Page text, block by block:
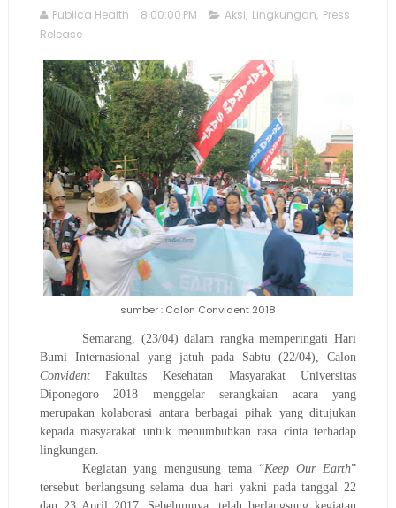
Publica Health 8:00:00 PM Aksi, Lingkungan, Press
Release
sumber : Calon Convident 2018
Semarang, (23/04) dalam rangka memperingati Hari
Bumi Internasional yang jatuh pada Sabtu (22/04), Calon
ConvidentFakultas Kesehatan Masyarakat Universitas
Diponegoro 2018 menggelar serangkaian acara yang
merupakan kolaborasi antara berbagai pihak yangditujukan
kepada masyarakat untuk menumbuhkan rasa cinta terhadap
lingkungan.
Kegiatan yang mengusung tema “Keep Our Earth”
tersebut berlangsung selama dua hari yakni pada tanggal 22